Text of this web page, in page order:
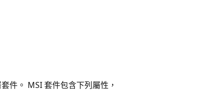
件。 MSI 套件包含下列屬性，